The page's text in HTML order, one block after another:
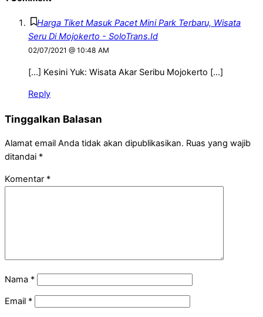
Harga Tiket Masuk Pacet Mini Park Terbaru, Wisata
Seru Di Mojokerto - SoloTrans.Id
02/07/2021 @ 10:48 AM
[…] Kesini Yuk: Wisata Akar Seribu Mojokerto […]
Reply
Tinggalkan Balasan
Alamat email Anda tidak akan dipublikasikan. Ruas yang wajib
ditandai *
Komentar *
Nama *
Email *